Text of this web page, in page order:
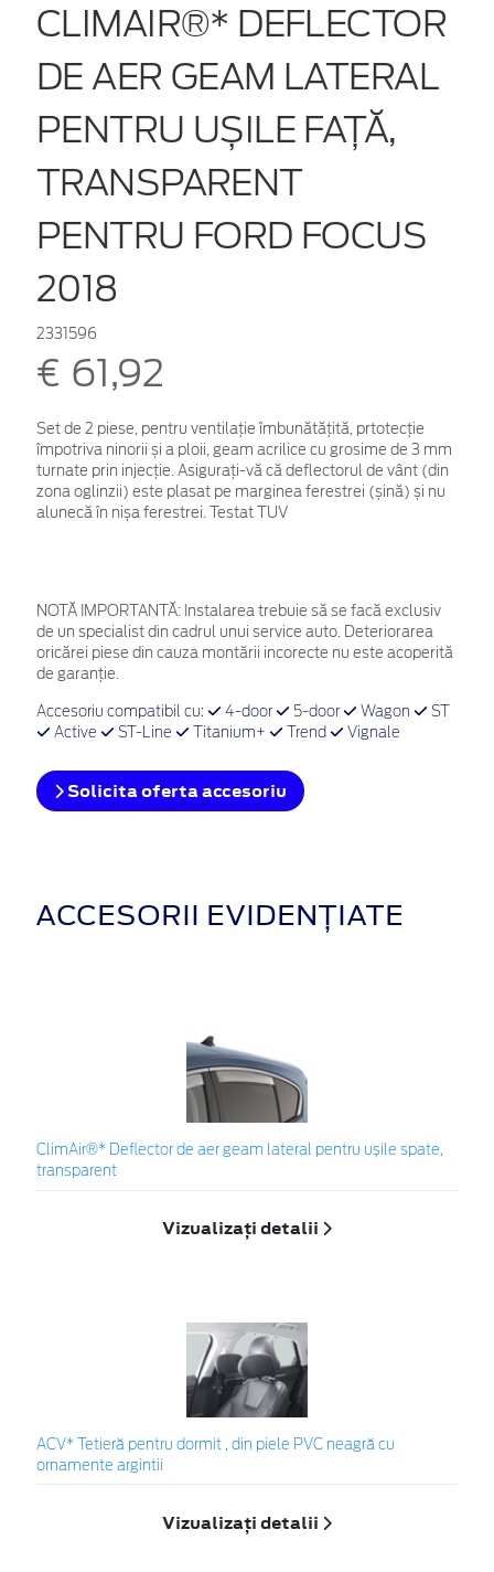
CLIMAIR®* DEFLECTOR
DE AER GEAM LATERAL
PENTRU UȘILE FAȚĂ,
TRANSPARENT
PENTRU FORD FOCUS
2018
2331596
€ 61,92
Set de 2 piese, pentru ventilație îmbunătățită, prtotecție
împotriva ninorii și a ploii, geam acrilice cu grosime de 3 mm
turnate prin injecție. Asigurați-vă că deflectorul de vânt (din
zona oglinzii) este plasat pe marginea ferestrei (șină) și nu
alunecă în nișa ferestrei. Testat TUV
NOTĂ IMPORTANTĂ: Instalarea trebuie să se facă exclusiv
de un specialist din cadrul unui service auto. Deteriorarea
oricărei piese din cauza montării incorecte nu este acoperită
de garanţie.
Accesoriu compatibil cu: 4-door 5-door Wagon
ST
Active
ST-Line Titanium+ Trend Vignale
Solicita oferta accesoriu
ACCESORII EVIDENȚIATE
ClimAir®* Deflector de aer geam lateral pentru ușile spate,
transparent
Vizualizați detalii
ACV* Tetieră pentru dormit , din piele PVC neagră cu
ornamente argintii
Vizualizați detalii